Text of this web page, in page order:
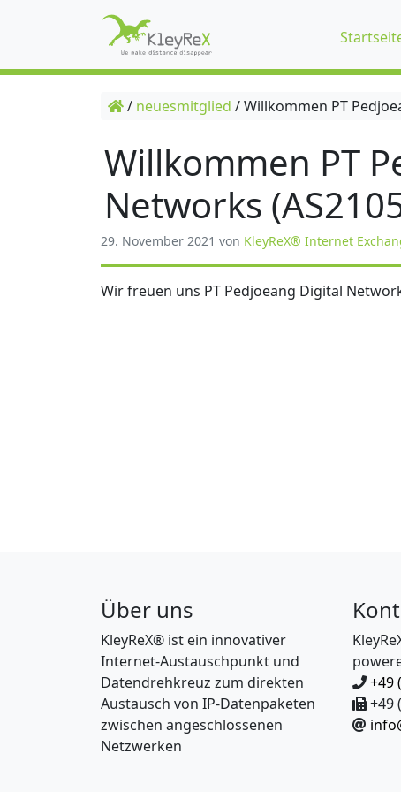
/ neuesmitglied /Willkommen PT
Willkommen PT
Networks
29. November 2021 von KleyReX® Internet
Wir freuen uns PT Pedjoeang Digital
Über uns
KleyReX® ist ein innovativer
Internet-Austauschpunkt und
Datendrehkreuz zum direkten
Austausch von IP-Datenpaketen
zwischen angeschlossenen
Netzwerken
+49
+49